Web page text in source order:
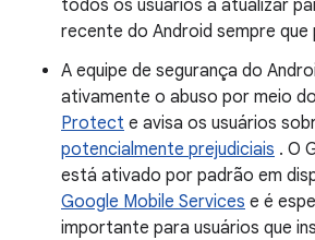
todos os usuários a atualizar
recente do Android sempre que
A equipe de segurança do
ativamente o abuso por meio do
Protect e avisa os usuários
potencialmente prejudiciais . O
está ativado por padrão em
Google Mobile Services e é
importante para usuários que